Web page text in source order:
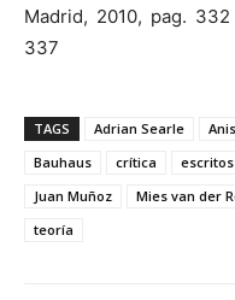
Madrid, 2010, pag.
337
TAGS Adrian Searle
Bauhaus
crítica escritos
Juan Muñoz
Mies van der
teoría